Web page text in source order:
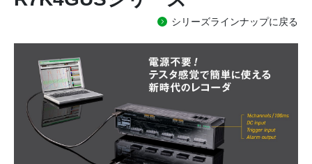
シリーズラインナップに戻る